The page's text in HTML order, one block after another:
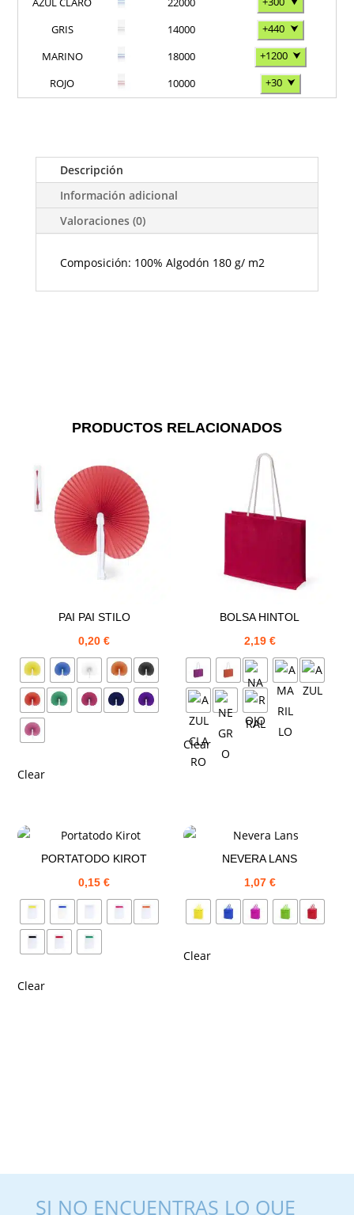
GRIS
14000 +440 ⮟
MARINO
18000 +1200 ⮟
ROJO
10000 +30 ⮟
Descripción
Información adicional
Valoraciones (0)
Composición: 100% Algodón 180 g/ m2
PRODUCTOS RELACIONADOS
PAI PAI STILO
0,20€
Clear
BOLSA HINTOL
2,19 €
Clear
PORTATODO KIROT
0,15€
Clear
NEVERA LANS
1,07 €
Clear
SI NO ENCUENTRAS LO QUE